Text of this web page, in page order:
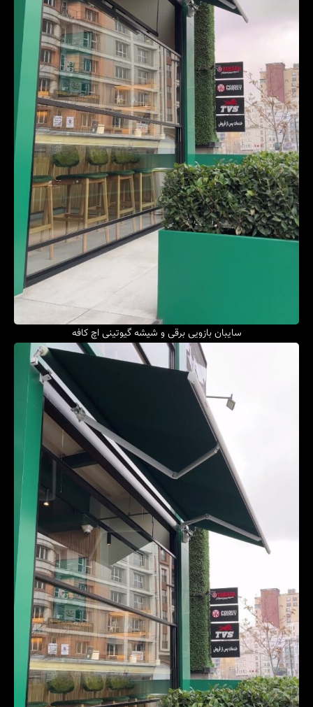
سایبان بازویی برقی و شیشه‌ گیوتینی اچ کافه